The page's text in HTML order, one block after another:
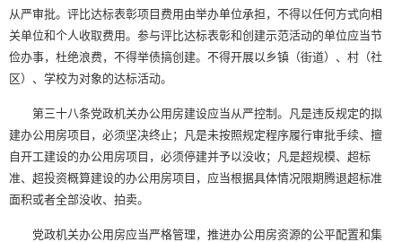
从严审批。评比达标表彰项目费用由举办单位承担，不得以任何方式向相
关单位和个人收取费用。参与评比达标表彰和创建示范活动的单位应当节
俭办事，杜绝浪费，不得举债搞创建。不得开展以乡镇（街道）、村（社
区）、学校为对象的达标活动。
第三十八条党政机关办公用房建设应当从严控制。凡是违反规定的拟
建办公用房项目，必须坚决终止；凡是未按照规定程序履行审批手续、擅
自开工建设的办公用房项目，必须停建并予以没收；凡是超规模、超标
准、超投资概算建设的办公用房项目，应当根据具体情况限期腾退超标准
面积或者全部没收、拍卖。
党政机关办公用房应当严格管理，推进办公用房资源的公平配置和集